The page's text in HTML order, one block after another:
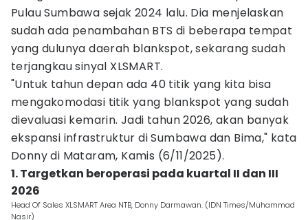
Pulau Sumbawa sejak 2024 lalu. Dia menjelaskan
sudah ada penambahan BTS di beberapa tempat
yang dulunya daerah blankspot, sekarang sudah
terjangkau sinyal XLSMART.
"Untuk tahun depan ada 40 titik yang kita bisa
mengakomodasi titik yang blankspot yang sudah
dievaluasi kemarin. Jadi tahun 2026, akan banyak
ekspansi infrastruktur di Sumbawa dan Bima," kata
Donny di Mataram, Kamis (6/11/2025).
1. Targetkan beroperasi pada kuartal II dan III
2026
Head Of Sales XLSMART Area NTB, Donny Darmawan. (IDN Times/Muhammad
Nasir)